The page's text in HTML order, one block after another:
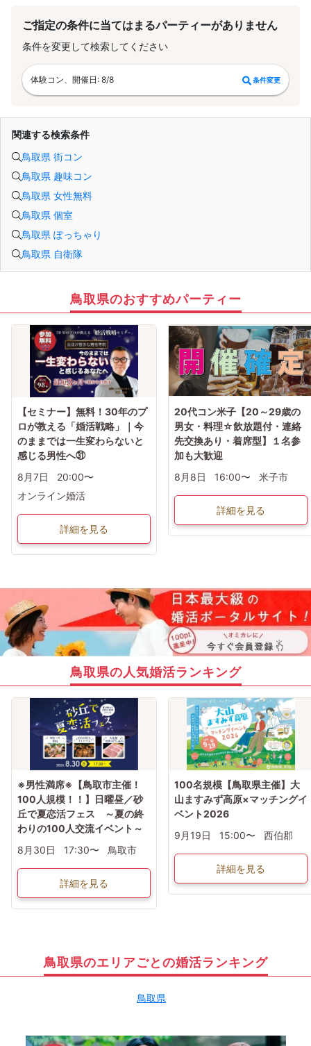
ご指定の条件に当てはまるパーティーがありません
条件を変更して検索してください
体験コン、開催日: 8/8 条件変更
関連する検索条件
鳥取県 街コン
鳥取県 趣味コン
鳥取県 女性無料
鳥取県 個室
鳥取県 ぽっちゃり
鳥取県 自衛隊
鳥取県のおすすめパーティー
【セミナー】無料！30年のプ
ロが教える「婚活戦略」｜今
のままでは一生変わらないと
感じる男性へ㉛
8月7日
20:00〜
オンライン婚活
詳細を見る
20代コン米子【20～29歳の
男女・料理☆飲放題付・連絡
先交換あり・着席型】１名参
加も大歓迎
8月8日
16:00〜 米子市
詳細を見る
鳥取県の人気婚活ランキング
※男性満席※【鳥取市主催！
100人規模！！】日曜昼／砂
丘で夏恋活フェス ～夏の終
わりの100人交流イベント～
8月30日
17:30〜 鳥取市
詳細を見る
100名規模【鳥取県主催】大
山ますみず高原×マッチングイ
ベント2026
9月19日
15:00〜 西伯郡
詳細を見る
鳥取県のエリアごとの婚活ランキング
鳥取県